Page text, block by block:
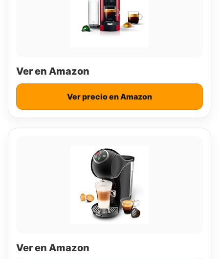
Ver en Amazon
Ver precio en Amazon
Ver en Amazon